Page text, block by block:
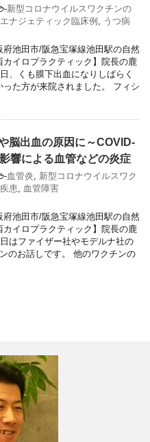
-新型コロナウイルスワクチンの
ナジェティック臨床例
うつ病
府池田市/阪急宝塚線池田駅の自然
カイロプラクティック】院長の鹿
、くも膜下出血になりしばらく
った方が来院されました。 フィシ
脳出血の原因に～COVID-
響による血管などの炎症
-血管炎
新型コロナウイルスワク
患
血管障害
府池田市/阪急宝塚線池田駅の自然
カイロプラクティック】院長の鹿
はファイザー社やモデルナ社の
のお話しです。 他のワクチンの